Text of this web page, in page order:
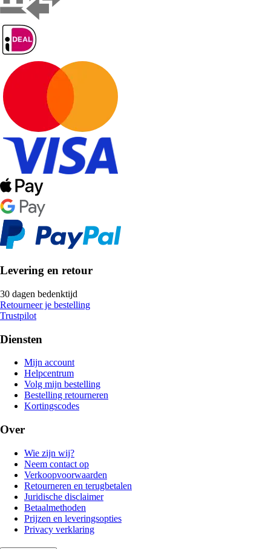
Levering en retour
30 dagen bedenktijd
Retourneer je bestelling
Trustpilot
Diensten
Mijn account
Helpcentrum
Volg mijn bestelling
Bestelling retourneren
Kortingscodes
Over
Wie zijn wij?
Neem contact op
Verkoopvoorwaarden
Retourneren en terugbetalen
Juridische disclaimer
Betaalmethoden
Prijzen en leveringsopties
Privacy verklaring